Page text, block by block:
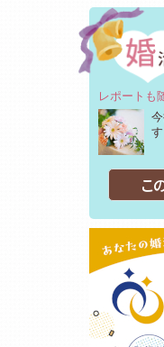
レポートも
こ